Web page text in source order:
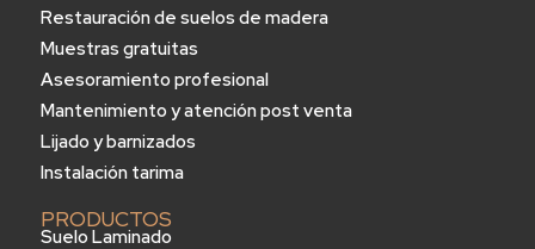
Restauración de suelos de madera
Muestras gratuitas
Asesoramiento profesional
Mantenimiento y atención post venta
Lijado y barnizados
Instalación tarima
PRODUCTOS
Suelo Laminado